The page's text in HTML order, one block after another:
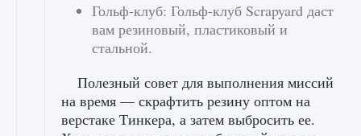
Гольф-клуб: Гольф-клуб Scrapyard даст
вам резиновый, пластиковый и
стальной.
Полезный совет для выполнения миссий
на время — скрафтить резину оптом на
верстаке Тинкера, а затем выбросить ее.